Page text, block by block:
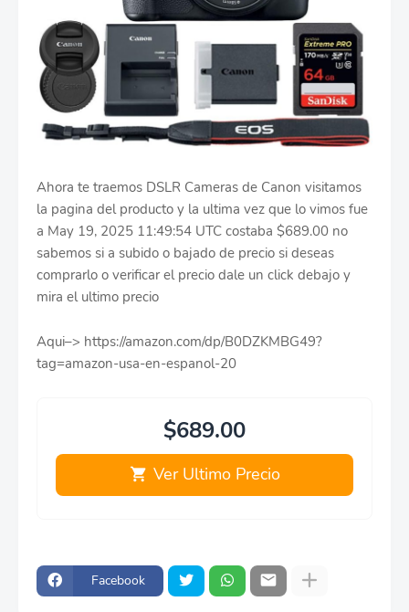
Ahora te traemos DSLR Cameras de Canon visitamos
la pagina del producto y la ultima vez que lo vimos fue
a May 19, 2025 11:49:54 UTC costaba $689.00 no
sabemos si a subido o bajado de precio si deseas
comprarlo o verificar el precio dale un click debajo y
mira el ultimo precio
Aqui–> https://amazon.com/dp/B0DZKMBG49?
tag=amazon-usa-en-espanol-20
$689.00
Ver Ultimo Precio
Facebook